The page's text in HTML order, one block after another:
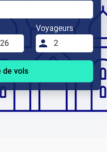
Voyageurs
de vols